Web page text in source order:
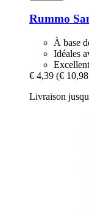
Rummo
À base
Idéales
€ 4,39 (€
Livraison